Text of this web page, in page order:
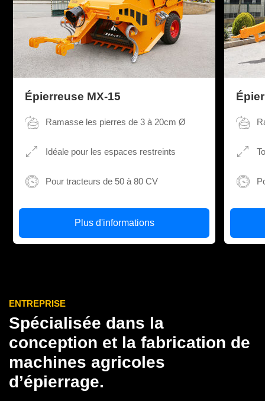
Épierreuse MX-15
Ramasse les pierres de 3 à 20cm Ø
Idéale pour les espaces restreints
Pour tracteurs de 50 à 80 CV
Plus d'informations
ENTREPRISE
Spécialisée dans la
conception et la fabrication de
machines agricoles
d’épierrage.